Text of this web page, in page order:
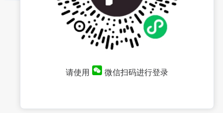
请使用 微信扫码进行登录